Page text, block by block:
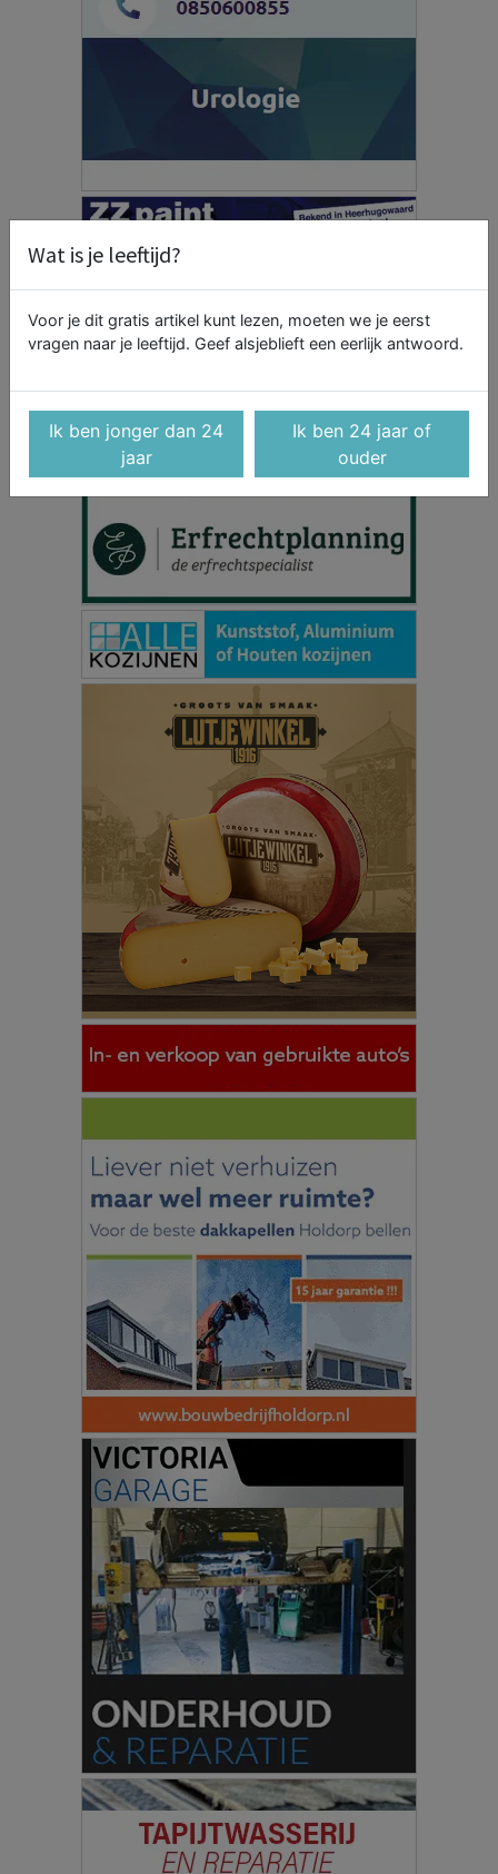
Wat is je leeftijd?
Voor je dit gratis artikel kunt lezen, moeten we je eerst
vragen naar je leeftijd. Geef alsjeblieft een eerlijk antwoord.
Ik ben jonger dan 24
jaar
Ik ben 24 jaar of
ouder